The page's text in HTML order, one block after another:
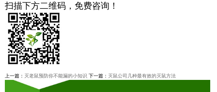
扫描下方二维码，免费咨询！
上一篇： 灭老鼠预防你不能漏的小知识 下一篇： 灭鼠公司几种最有效的灭鼠方法